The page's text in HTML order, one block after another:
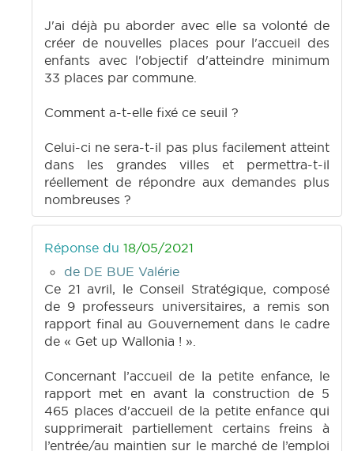
J'ai déjà pu aborder avec elle sa volonté de
créer de nouvelles places pour l'accueil des
enfants avec l'objectif d'atteindre minimum
33 places par commune.
Comment a-t-elle fixé ce seuil ?
Celui-ci ne sera-t-il pas plus facilement atteint
dans les grandes villes et permettra-t-il
réellement de répondre aux demandes plus
nombreuses ?
Réponse du 18/05/2021
de DE BUE Valérie
Ce 21 avril, le Conseil Stratégique, composé
de 9 professeurs universitaires, a remis son
rapport final au Gouvernement dans le cadre
de « Get up Wallonia ! ».
Concernant l’accueil de la petite enfance, le
rapport met en avant la construction de 5
465 places d'accueil de la petite enfance qui
supprimerait partiellement certains freins à
l’entrée/au maintien sur le marché de l’emploi